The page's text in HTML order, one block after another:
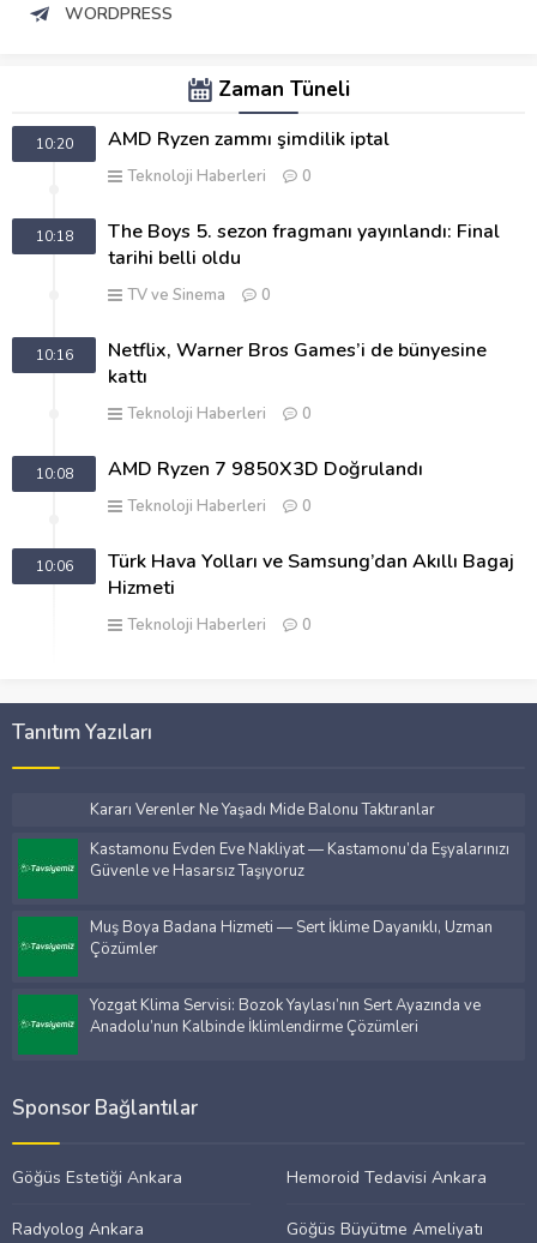
WORDPRESS
Zaman Tüneli
10:20 AMD Ryzen zammı şimdilik iptal
Teknoloji Haberleri 0
10:18
The Boys 5. sezon fragmanı yayınlandı: Final
tarihi belli oldu
TV ve Sinema 0
10:16
Netflix, Warner Bros Games’i de bünyesine
kattı
Teknoloji Haberleri 0
10:08 AMD Ryzen 7 9850X3D Doğrulandı
Teknoloji Haberleri 0
10:06
Türk Hava Yolları ve Samsung’dan Akıllı Bagaj
Hizmeti
Teknoloji Haberleri 0
Tanıtım Yazıları
Kararı Verenler Ne Yaşadı Mide Balonu Taktıranlar
Kastamonu Evden Eve Nakliyat — Kastamonu’da Eşyalarınızı
Güvenle ve Hasarsız Taşıyoruz
Muş Boya Badana Hizmeti — Sert İklime Dayanıklı, Uzman
Çözümler
Yozgat Klima Servisi: Bozok Yaylası’nın Sert Ayazında ve
Anadolu’nun Kalbinde İklimlendirme Çözümleri
Sponsor Bağlantılar
Göğüs Estetiği Ankara Hemoroid Tedavisi Ankara
Radyolog Ankara Göğüs Büyütme Ameliyatı